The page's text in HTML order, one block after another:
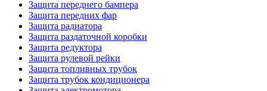
Защита переднего бампера
Защита передних фар
Защита радиатора
Защита раздаточной коробки
Защита редуктора
Защита рулевой рейки
Защита топливных трубок
Защита трубок кондиционера